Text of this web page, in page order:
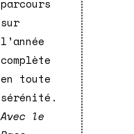
parcours
sur
l’année
complète
en toute
sérénité.
Avec le